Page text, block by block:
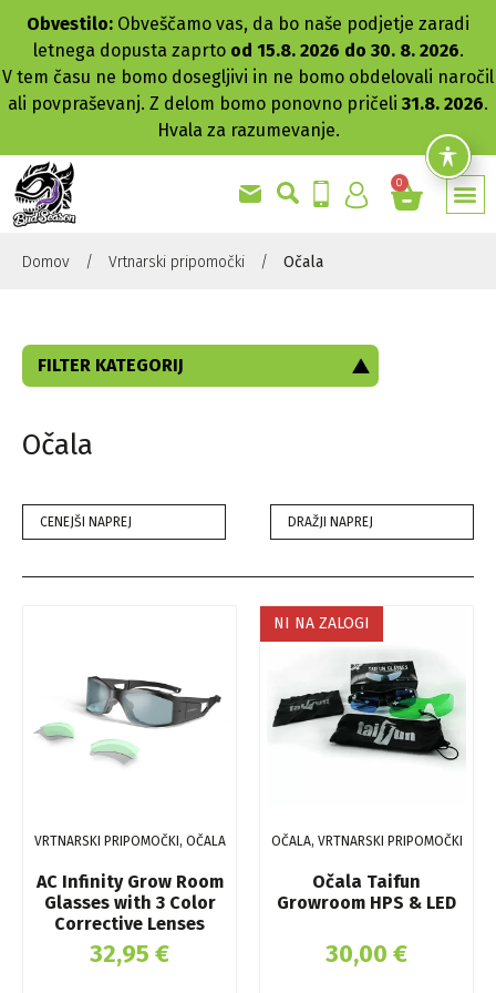
Obvestilo: Obveščamo vas, da bo naše podjetje zaradi
letnega dopusta zaprto od 15.8. 2026 do 30. 8. 2026.
V tem času ne bomo dosegljivi in ne bomo obdelovali naročil
ali povpraševanj. Z delom bomo ponovno pričeli 31.8. 2026.
Hvala za razumevanje.
0
Domov / Vrtnarski pripomočki / Očala
FILTER KATEGORIJ
Očala
CENEJŠI NAPREJ DRAŽJI NAPREJ
VRTNARSKI PRIPOMOČKI, OČALA
AC Infinity Grow Room
Glasses with 3 Color
Corrective Lenses
32,95 €
NI NA ZALOGI
OČALA, VRTNARSKI PRIPOMOČKI
Očala Taifun
Growroom HPS & LED
30,00 €